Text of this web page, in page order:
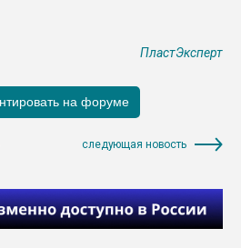
ПластЭксперт
следующая новость